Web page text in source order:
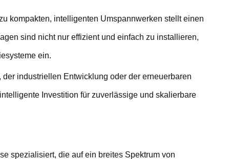
kompakten, intelligenten Umspannwerken stellt einen
sind nicht nur effizient und einfach zu installieren,
ein.
industriellen Entwicklung oder der erneuerbaren
Investition für zuverlässige und skalierbare
spezialisiert, die auf ein breites Spektrum von